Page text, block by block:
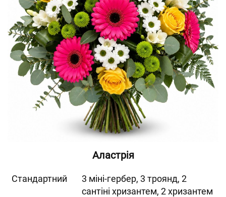
Аластрія
Cтандартний
3 міні-гербер, 3 троянд, 2
сантіні хризантем, 2 хризантем